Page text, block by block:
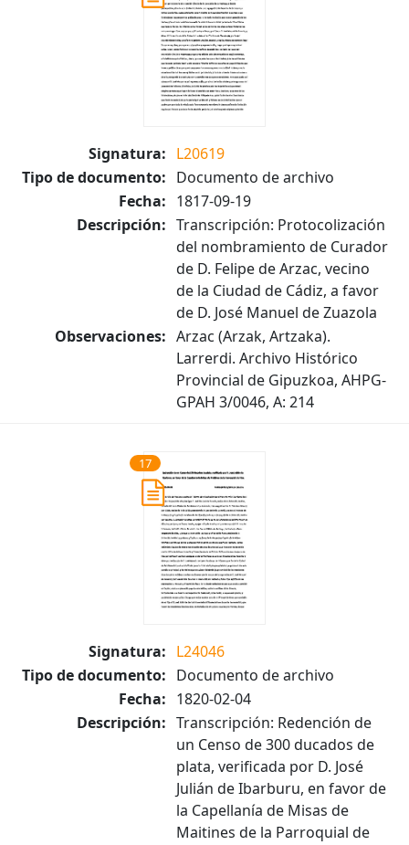
Signatura: L20619
Tipo de documento: Documento de archivo
Fecha: 1817-09-19
Descripción: Transcripción: Protocolización
del nombramiento de Curador
de D. Felipe de Arzac, vecino
de la Ciudad de Cádiz, a favor
de D. José Manuel de Zuazola
Observaciones: Arzac (Arzak, Artzaka).
Larrerdi. Archivo Histórico
Provincial de Gipuzkoa, AHPG-
GPAH 3/0046, A: 214
17
Signatura: L24046
Tipo de documento: Documento de archivo
Fecha: 1820-02-04
Descripción: Transcripción: Redención de
un Censo de 300 ducados de
plata, verificada por D. José
Julián de Ibarburu, en favor de
la Capellanía de Misas de
Maitines de la Parroquial de